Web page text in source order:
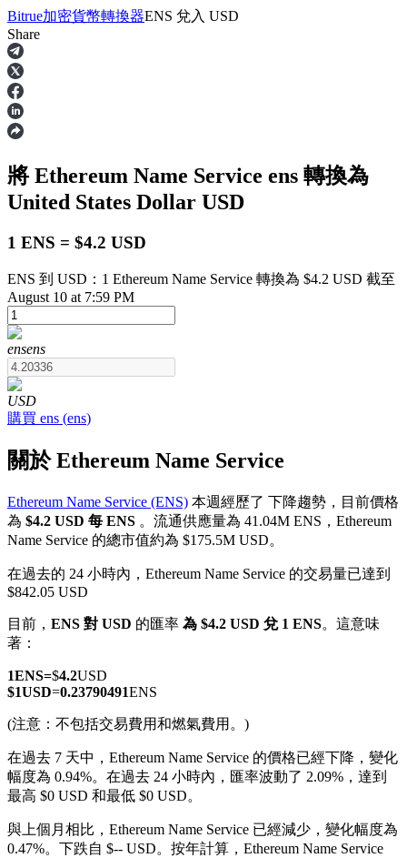
合約
USDT永續
多種以USDT結算的永續合約
幣本位永續
以數字貨幣為保證金的永續合約
TradFi
USDC永續
Bitrue加密貨幣轉換器ENS 兌入 USD
Share
將 Ethereum Name Service ens 轉換為
United States Dollar USD
1 ENS = $4.2 USD
ENS 到 USD：1 Ethereum Name Service 轉換為 $4.2 USD 截至
August 10 at 7:59 PM
ensens
USD
購買 ens (ens)
關於 Ethereum Name Service
Ethereum Name Service (ENS) 本週經歷了 下降趨勢，目前價格
為 $4.2 USD 每 ENS 。流通供應量為 41.04M ENS，Ethereum
Name Service 的總市值約為 $175.5M USD。
在過去的 24 小時內，Ethereum Name Service 的交易量已達到
$842.05 USD
目前， ENS 對 USD 的匯率 為 $4.2 USD 兌 1 ENS。這意味
著：
1ENS=$4.2USD
$1USD=0.23790491ENS
(注意：不包括交易費用和燃氣費用。)
在過去 7 天中，Ethereum Name Service 的價格已經下降，變化
幅度為 0.94%。 在過去 24 小時內，匯率波動了 2.09%，達到
最高 $0 USD 和最低 $0 USD。
與上個月相比，Ethereum Name Service 已經減少，變化幅度為
0.47%。下跌自 $-- USD。 按年計算，Ethereum Name Service